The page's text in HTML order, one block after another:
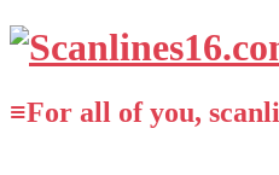
≡For all of you,